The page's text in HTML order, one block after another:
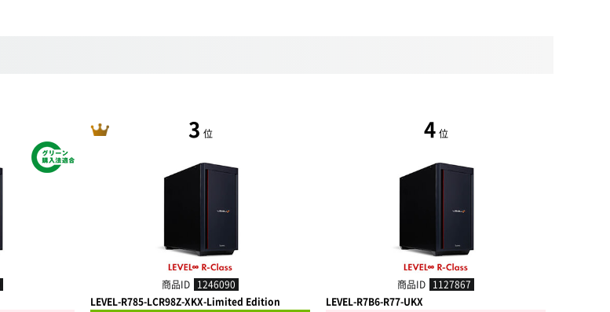
3 位
商品ID 1246090
LEVEL-R785-LCR98Z-XKX-Limited Edition
4 位
商品ID 1127867
LEVEL-R7B6-R77-UKX